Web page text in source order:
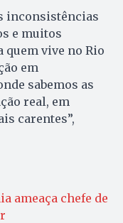
inconsistências
e muitos
quem vive no Rio
em
sabemos as
real, em
carentes”,
ameaça chefe de